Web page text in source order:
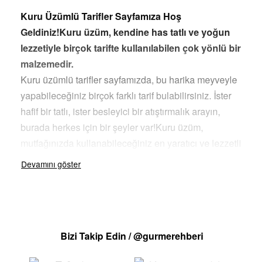
Kuru Üzümlü Tarifler Sayfamıza Hoş
Geldiniz!Kuru üzüm, kendine has tatlı ve yoğun
lezzetiyle birçok tarifte kullanılabilen çok yönlü bir
malzemedir.
Kuru üzümlü tarifler sayfamızda, bu harika meyveyle
yapabileceğiniz birçok farklı tarif bulabilirsiniz. İster
hafif bir tatlı, ister besleyici bir atıştırmalık arayın,
burada herkes için bir şeyler var!Kuru üzüm,
mutfağınızda kullanabileceğiniz en yaratıcı ve lezzetli
malzemelerden biridir. Hem tatlı hem de tuzlu
hem kolay hazırlanabilir olmaları hem de lezzetli
Bizi Takip Edin / @gurmerehberi